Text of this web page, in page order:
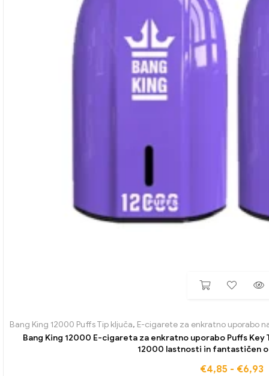
Bang King 12000 Puffs Tip ključa, E-cigarete za enkratno uporabo
Bang King 12000 E-cigareta za enkratno uporabo Puffs
12000 lastnosti in fantastičen
€4,85 - €6,93